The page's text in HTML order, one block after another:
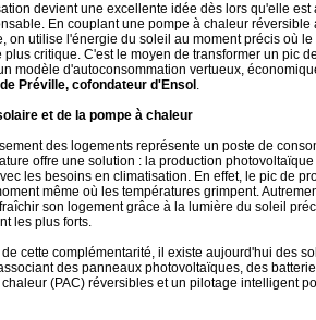
devient une excellente idée dès lors qu'elle est
En couplant une pompe à chaleur réversible
on utilise l'énergie du soleil au moment précis où
plus critique. C'est le moyen de transformer un pic
modèle d'autoconsommation vertueux,
Préville, cofondateur d'Ensol .
et de la pompe à chaleur
des logements représente un poste de
offre une solution : la production
les besoins en climatisation. En effet, le pic de
même où les températures grimpent.
son logement grâce à la lumière du soleil
les plus forts.
de cette complémentarité, il existe aujourd'hui des
des panneaux photovoltaïques, des
(PAC) réversibles et un pilotage intelligent